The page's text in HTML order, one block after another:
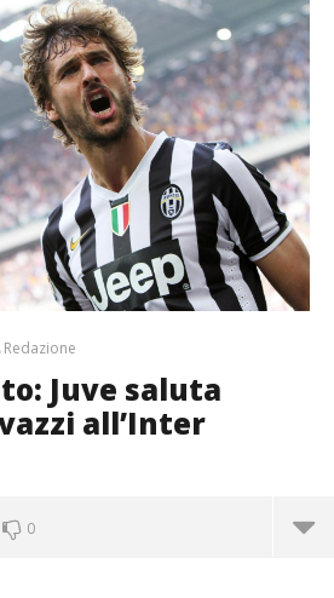
Redazione
Juve saluta
all’Inter
0